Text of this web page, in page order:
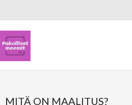
MITÄ ON MAALITUS?